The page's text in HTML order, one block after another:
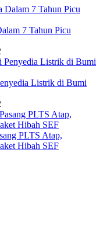
7 Tahun Picu
Listrik di Bumi
PLTS Atap,
Hibah SEF